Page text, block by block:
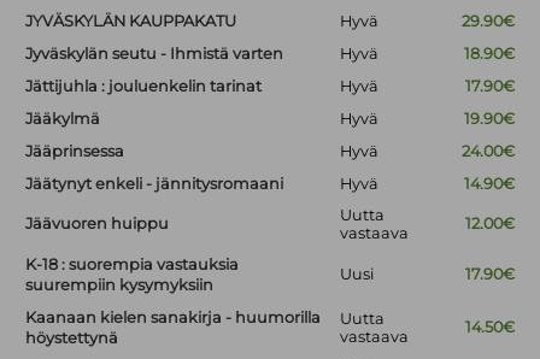
JYVÄSKYLÄN KAUPPAKATU Hyvä
29.90€
Jyväskylän seutu - Ihmistä varten
Hyvä
18.90€
Jättijuhla : jouluenkelin tarinat
Hyvä
17.90€
Jääkylmä
Hyvä
19.90€
Jääprinsessa
Hyvä
24.00€
Jäätynyt enkeli - jännitysromaani
Hyvä 14.90€
Jäävuoren huippu
Uutta
vastaava
12.00€
K-18 : suorempia vastauksia
suurempiin kysymyksiin
Uusi 17.90€
Kaanaan kielen sanakirja - huumorilla
höystettynä
Uutta
vastaava
14.50€